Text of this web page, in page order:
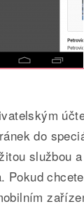
do
službou